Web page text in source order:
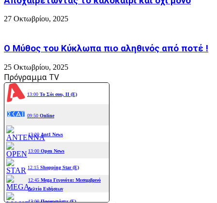
27 Οκτωβρίου, 2025
Ο Μύθος του Κύκλωπα πιο αληθινός από ποτέ !
25 Οκτωβρίου, 2025
Πρόγραμμα TV